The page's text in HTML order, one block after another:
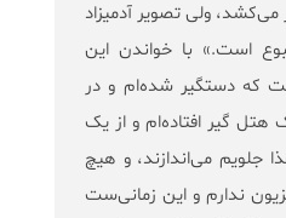
ولی تصویر آدمیزاد
است.» با خواندن این
که دستگیر شده‌ام و در
گیر افتاده‌ام و از یک
جلویم می‌اندازند، و هیچ
ندارم و این زمانی‌ست